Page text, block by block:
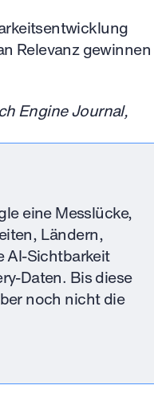
Relevanz gewinnen
Engine Journal,
eine Messlücke,
Ländern,
AI-Sichtbarkeit
Daten. Bis diese
noch nicht die